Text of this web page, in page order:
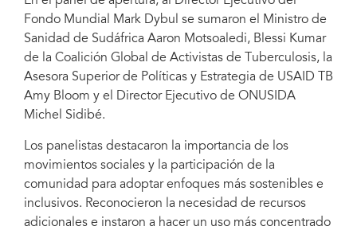
Fondo Mundial Mark Dybul se sumaron el Ministro de
Sanidad de Sudáfrica Aaron Motsoaledi, Blessi Kumar
de la Coalición Global de Activistas de Tuberculosis, la
Asesora Superior de Políticas y Estrategia de USAID TB
Amy Bloom y el Director Ejecutivo de ONUSIDA
Michel Sidibé.
Los panelistas destacaron la importancia de los
movimientos sociales y la participación de la
comunidad para adoptar enfoques más sostenibles e
inclusivos. Reconocieron la necesidad de recursos
adicionales e instaron a hacer un uso más concentrado